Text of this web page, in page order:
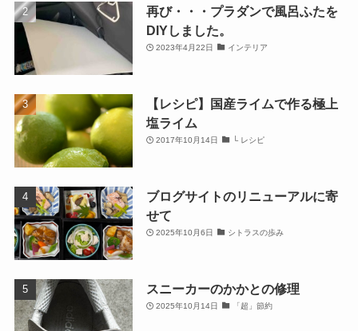
再び・・・プラダンで風呂ふたを
DIYしました。
2023年4月22日 インテリア
【レシピ】国産ライムで作る極上
塩ライム
2017年10月14日 └ レシピ
ブログサイトのリニューアルに寄
せて
2025年10月6日 シトラスの歩み
スニーカーのかかとの修理
2025年10月14日 「超」節約